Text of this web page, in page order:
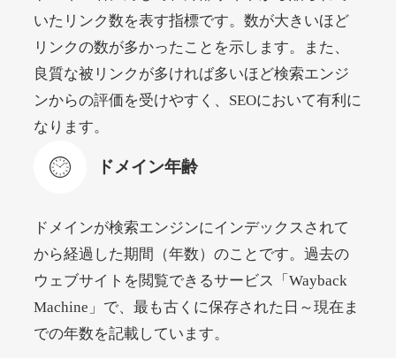
beamie.jp
ジャンルエンターテイメント
DA 52 外部リンク数
4,200円
themusicnotebook.com
DA52 392
いたリンク数を表す指標です。数が大きいほど
リンクの数が多かったことを示します。また、
良質な被リンクが多ければ多いほど検索エンジ
ンからの評価を受けやすく、SEOにおいて有利に
なります。
ドメイン年齢
ドメインが検索エンジンにインデックスされて
から経過した期間（年数）のことです。過去の
ウェブサイトを閲覧できるサービス「Wayback
Machine」で、最も古くに保存された日～現在ま
での年数を記載しています。